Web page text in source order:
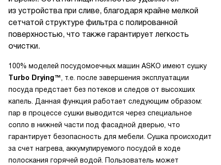
из устройства при сливе, благодаря крайне мелкой
сетчатой структуре фильтра с полированной
поверхностью, что также гарантирует легкость
очистки.
100% моделей посудомоечных машин ASKO имеют сушку
Тurbo Drying™
, т.е. после завершения эксплуатации
посуда предстает без потеков и следов от высохших
капель. Данная функция работает следующим образом:
пар в процессе сушки выводится через специальное
сопло в нижней части под фасадной дверью, что
гарантирует безопасность для мебели. Сушка происходит
за счет нагрева, аккумулируемого посудой в ходе
полоскания горячей водой. Пользователь может